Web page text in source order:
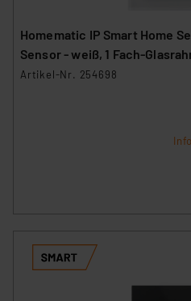
Homematic IP Smart Home
Sensor - weiß, 1 Fach-Glasrahmen, HmIP-WGTC + HmIP-
GF1
Artikel-Nr. 254698